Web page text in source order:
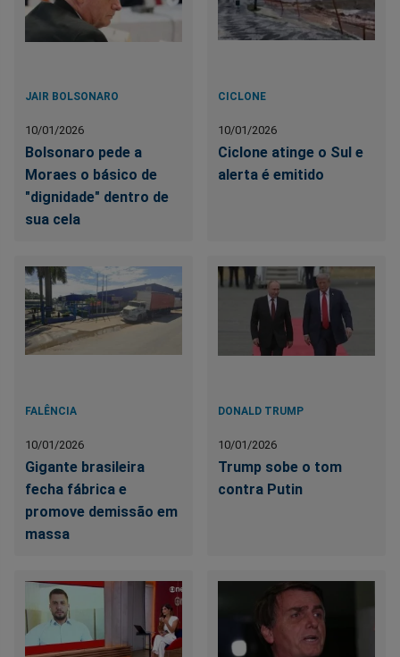
JAIR BOLSONARO
10/01/2026
Bolsonaro pede a
Moraes o básico de
"dignidade" dentro de
sua cela
CICLONE
10/01/2026
Ciclone atinge o Sul e
alerta é emitido
FALÊNCIA
10/01/2026
Gigante brasileira
fecha fábrica e
promove demissão em
massa
DONALD TRUMP
10/01/2026
Trump sobe o tom
contra Putin